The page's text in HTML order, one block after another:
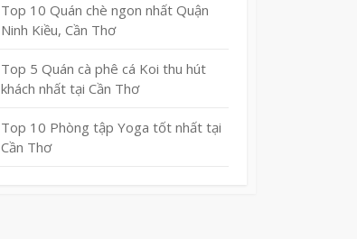
Top 10 Quán chè ngon nhất Quận
Ninh Kiều, Cần Thơ
Top 5 Quán cà phê cá Koi thu hút
khách nhất tại Cần Thơ
Top 10 Phòng tập Yoga tốt nhất tại
Cần Thơ